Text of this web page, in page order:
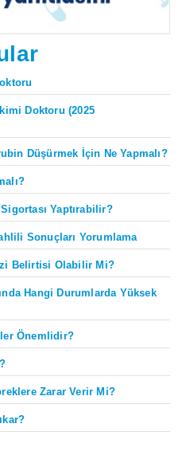
Doktoru (2025
Düşürmek İçin Ne Yapmalı?
Yaptırabilir?
Sonuçları Yorumlama
Belirtisi Olabilir Mi?
Hangi Durumlarda Yüksek
Önemlidir?
Zarar Verir Mi?